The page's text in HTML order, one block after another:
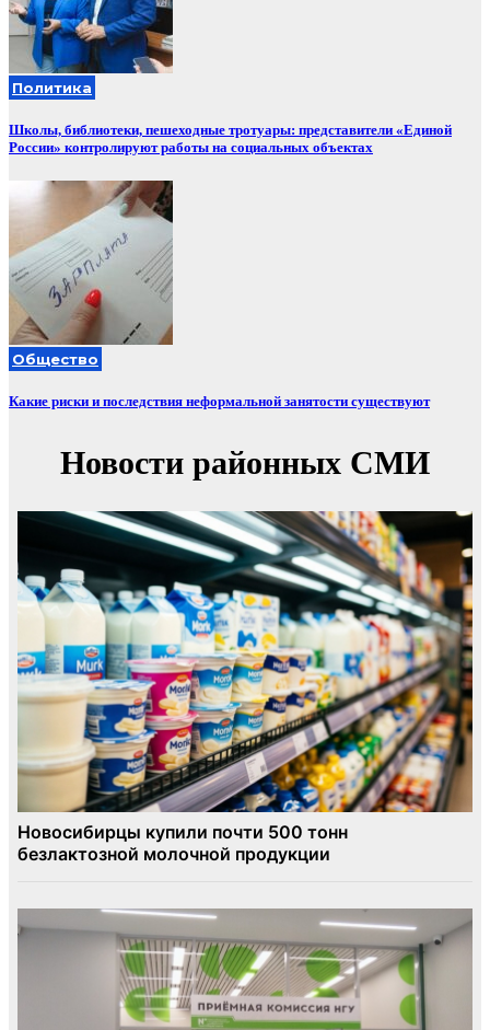
Политика
Школы, библиотеки, пешеходные тротуары: представители «Единой
России» контролируют работы на социальных объектах
Общество
Какие риски и последствия неформальной занятости существуют